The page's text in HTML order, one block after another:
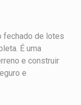
fechado de lotes
É uma
e construir
e